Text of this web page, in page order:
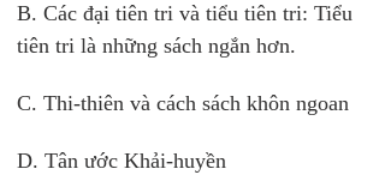
B. Các đại tiên tri và tiểu tiên tri: Tiểu
tiên tri là những sách ngắn hơn.
C. Thi-thiên và cách sách khôn ngoan
D. Tân ước Khải-huyền